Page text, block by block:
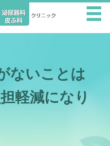
ないことは
軽減になり